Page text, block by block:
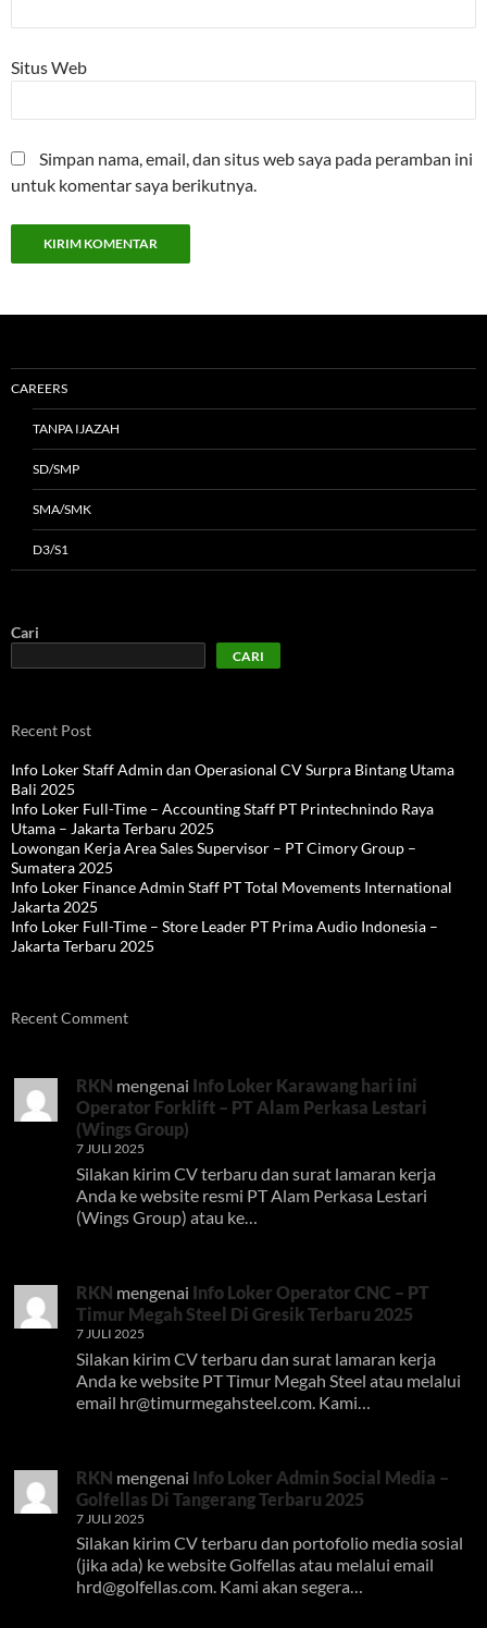
Situs Web
Simpan nama, email, dan situs web saya pada peramban ini
untuk komentar saya berikutnya.
CAREERS
TANPA IJAZAH
SD/SMP
SMA/SMK
D3/S1
Cari
CARI
Recent Post
Info Loker Staff Admin dan Operasional CV Surpra Bintang Utama
Bali 2025
Info Loker Full-Time – Accounting Staff PT Printechnindo Raya
Utama – Jakarta Terbaru 2025
Lowongan Kerja Area Sales Supervisor – PT Cimory Group –
Sumatera 2025
Info Loker Finance Admin Staff PT Total Movements International
Jakarta 2025
Info Loker Full-Time – Store Leader PT Prima Audio Indonesia –
Jakarta Terbaru 2025
Recent Comment
RKN mengenai Info Loker Karawang hari ini
Operator Forklift – PT Alam Perkasa Lestari
(Wings Group)
7 JULI 2025
Silakan kirim CV terbaru dan surat lamaran kerja
Anda ke website resmi PT Alam Perkasa Lestari
(Wings Group) atau ke…
RKN mengenai Info Loker Operator CNC – PT
Timur Megah Steel Di Gresik Terbaru 2025
7 JULI 2025
Silakan kirim CV terbaru dan surat lamaran kerja
Anda ke website PT Timur Megah Steel atau melalui
email hr@timurmegahsteel.com . Kami…
RKN mengenai Info Loker Admin Social Media –
Golfellas Di Tangerang Terbaru 2025
7 JULI 2025
Silakan kirim CV terbaru dan portofolio media sosial
(jika ada) ke website Golfellas atau melalui email
hrd@golfellas.com. Kami akan segera…